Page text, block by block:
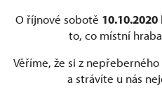
O říjnové sobotě 10.10.2020
to, co místní
Věříme, že si z
a strávíte u nás